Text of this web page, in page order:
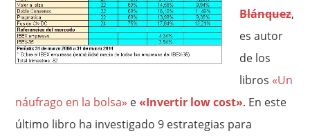
Blánquez,
es autor
de los
libros «Un
náufrago en la bolsa» e«Invertir low cost». En este
último libro ha investigado 9 estrategias para